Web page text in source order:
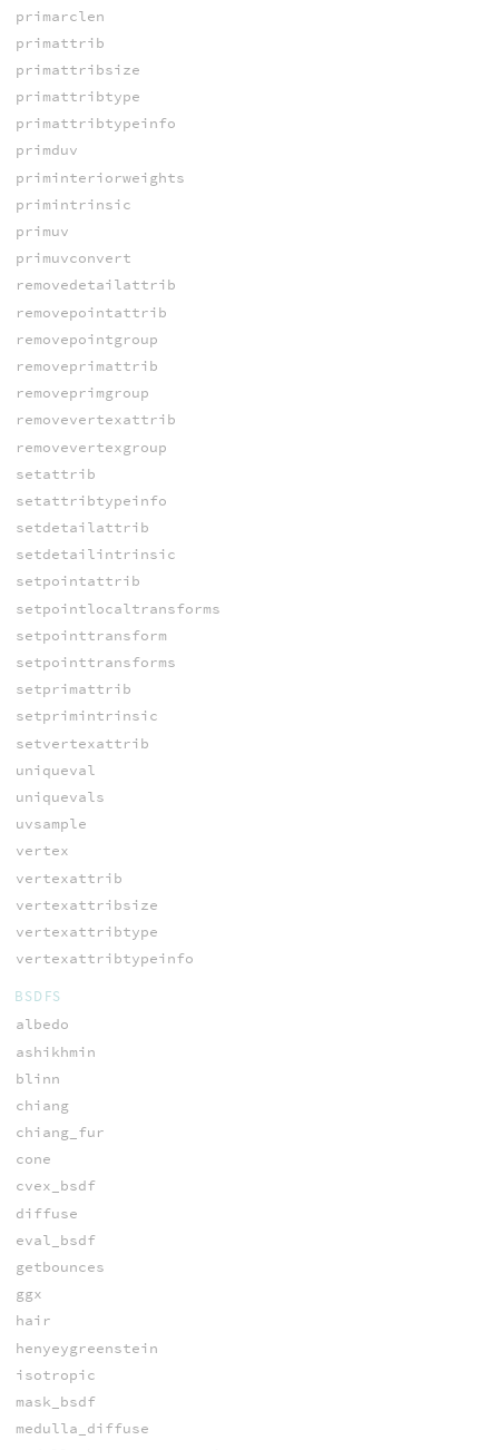
primarclen
primattrib
primattribsize
primattribtype
primattribtypeinfo
primduv
priminteriorweights
primintrinsic
primuv
primuvconvert
removedetailattrib
removepointattrib
removepointgroup
removeprimattrib
removeprimgroup
removevertexattrib
removevertexgroup
setattrib
setattribtypeinfo
setdetailattrib
setdetailintrinsic
setpointattrib
setpointlocaltransforms
setpointtransform
setpointtransforms
setprimattrib
setprimintrinsic
setvertexattrib
uniqueval
uniquevals
uvsample
vertex
vertexattrib
vertexattribsize
vertexattribtype
vertexattribtypeinfo
BSDFS
albedo
ashikhmin
blinn
chiang
chiang_fur
cone
cvex_bsdf
diffuse
eval_bsdf
getbounces
ggx
hair
henyeygreenstein
isotropic
mask_bsdf
medulla_diffuse